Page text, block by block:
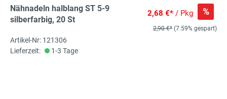
Nähnadeln halblang ST 5-9
silberfarbig, 20 St
2,68 €* / Pkg %
2,90 €* (7.59% gespart)
Artikel-Nr: 121306
Lieferzeit:
1-3 Tage